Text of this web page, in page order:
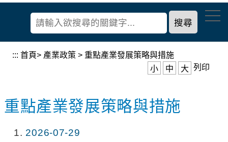
內
::: 首頁> 產業政策 > 重點產業發展策略與措施
小
中 大 列印
重點產業發展策略與措施
1 2026-07-29